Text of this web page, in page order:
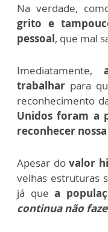
Na verdade,
grito e
pessoal, que mal
Imediatamente,
trabalhar para
reconhecimento
Unidos foram a
reconhecer
Apesar dovalor
velhas estruturas
já quea
continua não